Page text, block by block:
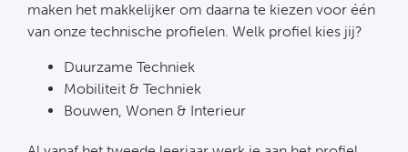
maken het makkelijker om daarna te kiezen voor één
van onze technische profielen. Welk profiel kies jij?
Duurzame Techniek
Mobiliteit & Techniek
Bouwen, Wonen & Interieur